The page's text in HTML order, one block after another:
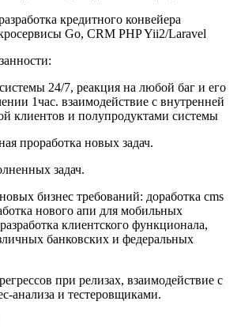
кредитного конвейера
Go, CRM PHP Yii2/Laravel
24/7, реакция на любой баг и его
1час. взаимодействие с внутренней
клиентов и полупродуктами системы
проработка новых задач.
задач.
бизнес требований: доработка cms
нового апи для мобильных
клиентского функционала,
банковских и федеральных
при релизах, взаимодействие с
анализа и тестеровщиками.